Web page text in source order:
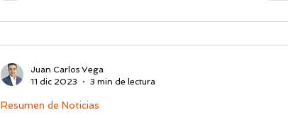
Resumen de Noticias
Juan Carlos Vega
11 dic 2023
3 min de lectura